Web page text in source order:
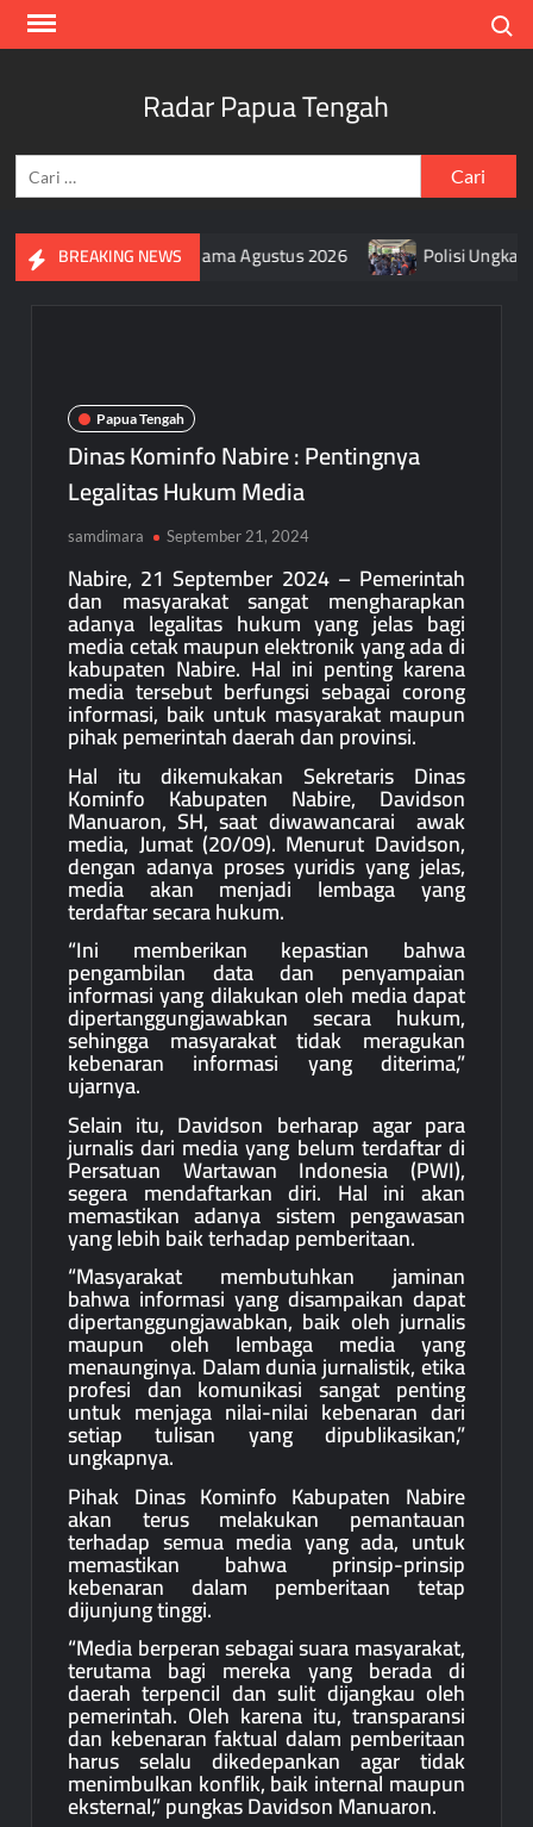
Skip
Radar Papua Tengah
untuk:
BREAKING NEWS
Merah Putih Selama Agustus 2026 Polisi Ungkap
Papua Tengah
Dinas Kominfo Nabire : Pentingnya
Legalitas Hukum Media
samdimara September 21, 2024
Nabire, 21 September 2024 – Pemerintah
dan masyarakat sangat mengharapkan
adanya legalitas hukum yang jelas bagi
media cetak maupun elektronik yang ada di
kabupaten Nabire. Hal ini penting karena
media tersebut berfungsi sebagai corong
informasi, baik untuk masyarakat maupun
pihak pemerintah daerah dan provinsi.
Hal itu dikemukakan Sekretaris Dinas
Kominfo Kabupaten Nabire, Davidson
Manuaron, SH, saat diwawancarai awak
media, Jumat (20/09). Menurut Davidson,
dengan adanya proses yuridis yang jelas,
media akan menjadi lembaga yang
terdaftar secara hukum.
“Ini memberikan kepastian bahwa
pengambilan data dan penyampaian
informasi yang dilakukan oleh media dapat
dipertanggungjawabkan secara hukum,
sehingga masyarakat tidak meragukan
kebenaran informasi yang diterima,”
ujarnya.
Selain itu, Davidson berharap agar para
jurnalis dari media yang belum terdaftar di
Persatuan Wartawan Indonesia (PWI),
segera mendaftarkan diri. Hal ini akan
memastikan adanya sistem pengawasan
yang lebih baik terhadap pemberitaan.
“Masyarakat membutuhkan jaminan
bahwa informasi yang disampaikan dapat
dipertanggungjawabkan, baik oleh jurnalis
maupun oleh lembaga media yang
menaunginya. Dalam dunia jurnalistik, etika
profesi dan komunikasi sangat penting
untuk menjaga nilai-nilai kebenaran dari
setiap tulisan yang dipublikasikan,”
ungkapnya.
Pihak Dinas Kominfo Kabupaten Nabire
akan terus melakukan pemantauan
terhadap semua media yang ada, untuk
memastikan bahwa prinsip-prinsip
kebenaran dalam pemberitaan tetap
dijunjung tinggi.
“Media berperan sebagai suara masyarakat,
terutama bagi mereka yang berada di
daerah terpencil dan sulit dijangkau oleh
pemerintah. Oleh karena itu, transparansi
dan kebenaran faktual dalam pemberitaan
harus selalu dikedepankan agar tidak
menimbulkan konflik, baik internal maupun
eksternal,” pungkas Davidson Manuaron.